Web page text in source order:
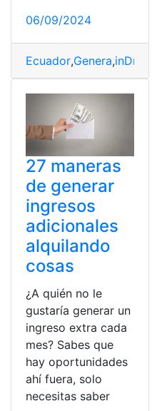
06/09/2024
Ecuador,Genera,inDrive
27 maneras
de generar
ingresos
adicionales
alquilando
cosas
¿A quién no le
gustaría generar un
ingreso extra cada
mes? Sabes que
hay oportunidades
ahí fuera, solo
necesitas saber